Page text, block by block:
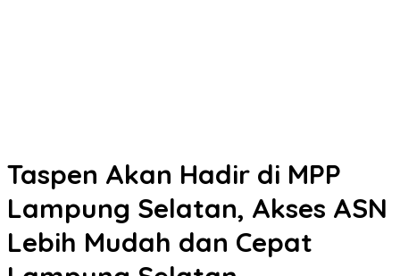
Taspen Akan Hadir di MPP
Lampung Selatan, Akses ASN
Lebih Mudah dan Cepat